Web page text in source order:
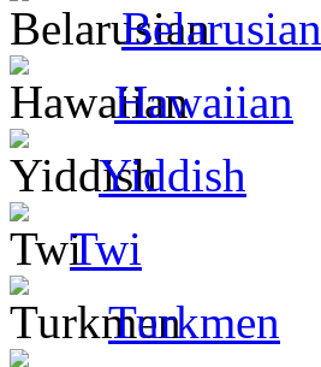
Belarusian
Hawaiian
Yiddish
Twi
Turkmen